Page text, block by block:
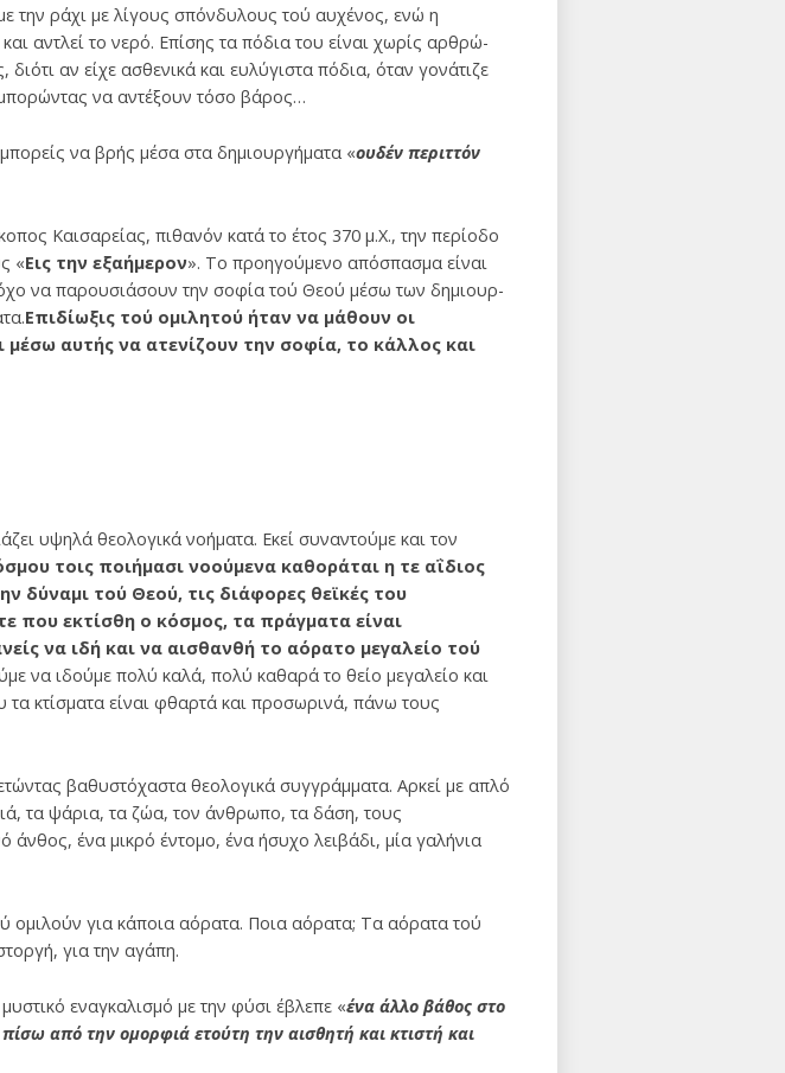
την ράχι με λίγους σπόνδυλους τού αυχένος, ενώ η
αντλεί το νερό. Επίσης τα πόδια του είναι χωρίς αρθρώ­
αν είχε ασθενικά και ευλύγιστα πόδια, όταν γονάτιζε
να αντέξουν τόσο βά­ρος…
μπορείς να βρής μέσα στα δημιουργή­ματα «ουδέν περιττόν
Καισαρείας, πιθανόν κατά το έτος 370 μ.Χ., την περίοδο
«Εις την εξαήμερον». Το προηγούμενο απόσπασμα είναι
να παρουσιάσουν την σοφία τού Θεού μέσω των δημιουρ­
Επιδίωξις τού ομιλητού ήταν να μάθουν οι
αυτής να ατενίζουν την σοφία, το κάλλος και
υψηλά θεολογικά νοήματα. Εκεί συναντούμε και τον
τοις ποιήμασι νοούμενα καθοράται η τε αΐδιος
δύναμι τού Θεού, τις διάφορες θεϊκές του
που εκτίσθη ο κόσμος, τα πράγματα είναι
να ιδή και να αισθανθή το αόρατο μεγαλείο τού
να ιδούμε πολύ καλά, πολύ καθαρά το θείο μεγαλείο και
τα κτίσματα είναι φθαρτά και προσωρινά, πάνω τους
βαθυστόχαστα θεολογικά συγγράμ­ματα. Αρκεί με απλό
τα ψάρια, τα ζώα, τον άνθρωπο, τα δάση, τους
άνθος, ένα μικρό έντομο, ένα ήσυχο λειβάδι, μία γαλήνια
για κάποια αόρατα. Ποια αόρα­τα; Τα αόρατα τού
για την αγάπη.
εναγκαλισμό με την φύσι έβλεπε «ένα άλλο βάθος στο
από την ομορφιά ετούτη την αισθητή και κτιστή και